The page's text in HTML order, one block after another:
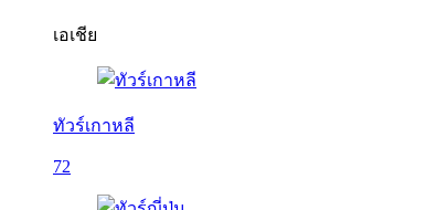
เอเชีย
ทัวร์เกาหลี
72